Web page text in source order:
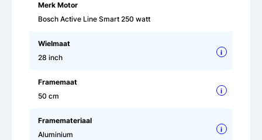
Merk Motor
Bosch Active Line Smart 250 watt
Wielmaat
28 inch
i
Framemaat
50 cm
i
Framemateriaal
Aluminium
i